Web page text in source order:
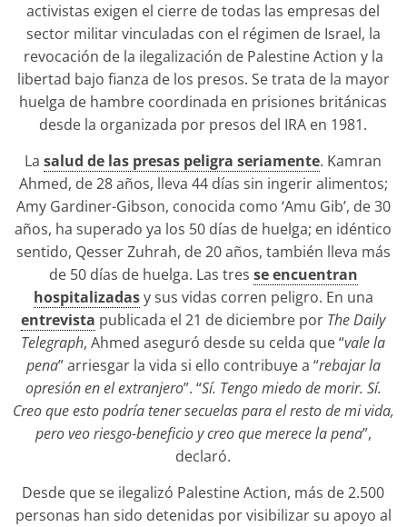
activistas exigen el cierre de todas las empresas del
sector militar vinculadas con el régimen de Israel, la
revocación de la ilegalización de Palestine Action y la
libertad bajo fianza de los presos. Se trata de la mayor
huelga de hambre coordinada en prisiones británicas
desde la organizada por presos del IRA en 1981.
Lasalud de las presas peligra seriamente. Kamran
Ahmed, de 28 años, lleva 44 días sin ingerir alimentos;
Amy Gardiner-Gibson, conocida como ‘Amu Gib’, de 30
años, ha superado ya los 50 días de huelga; en idéntico
sentido, Qesser Zuhrah, de 20 años, también lleva más
de 50 días de huelga. Las tres se encuentran
hospitalizadasy sus vidas corren peligro. En una
entrevista publicada el 21 de diciembre por The Daily
Telegraph, Ahmed aseguró desde su celda que “vale la
pena” arriesgar la vida si ello contribuye a “rebajar la
opresión en el extranjero”. “Sí. Tengo miedo de morir. Sí.
Creo que esto podría tener secuelas para el resto de mi vida,
pero veo riesgo-beneficio y creo que merece la pena”,
declaró.
Desde que se ilegalizó Palestine Action, más de 2.500
personas han sido detenidas por visibilizar su apoyo al